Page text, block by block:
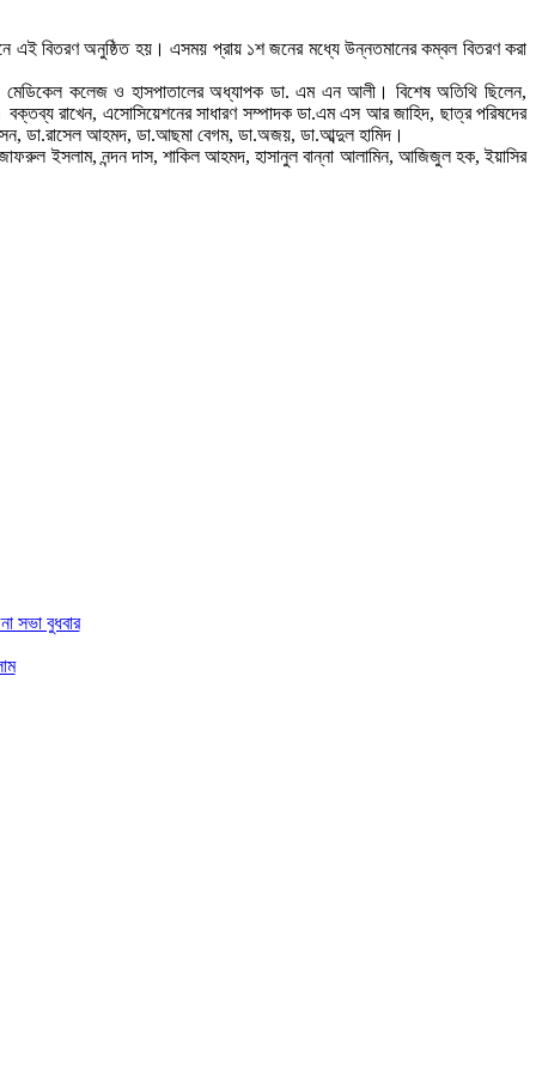
এই বিতরণ অনুষ্ঠিত হয়। এসময় প্রায় ১শ জনের মধ্যে উন্নতমানের কম্বল বিতরণ করা
মেডিকেল কলেজ ও হাসপাতালের অধ্যাপক ডা. এম এন আলী। বিশেষ অতিথি ছিলেন,
রাখেন, এসোসিয়েশনের সাধারণ সম্পাদক ডা.এম এস আর জাহিদ, ছাত্র পরিষদের
ডা.রাসেল আহমদ, ডা.আছমা বেগম, ডা.অজয়, ডা.আব্দুল হামিদ।
জাফরুল ইসলাম, নন্দন দাস, শাকিল আহমদ, হাসানুল বান্না আলামিন, আজিজুল হক, ইয়াসির
সভা বুধবার